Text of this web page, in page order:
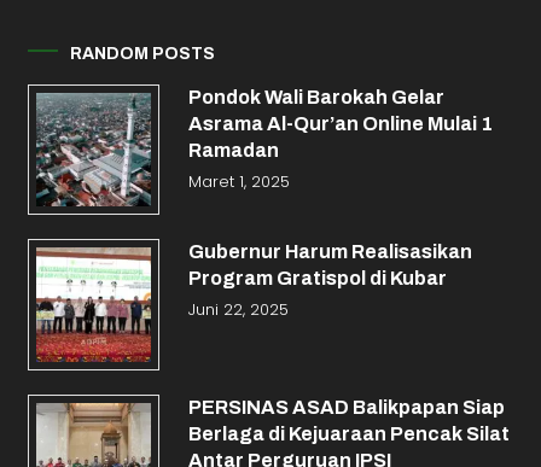
RANDOM POSTS
Pondok Wali Barokah Gelar
Asrama Al-Qur’an Online Mulai 1
Ramadan
Maret 1, 2025
Gubernur Harum Realisasikan
Program Gratispol di Kubar
Juni 22, 2025
PERSINAS ASAD Balikpapan Siap
Berlaga di Kejuaraan Pencak Silat
Antar Perguruan IPSI